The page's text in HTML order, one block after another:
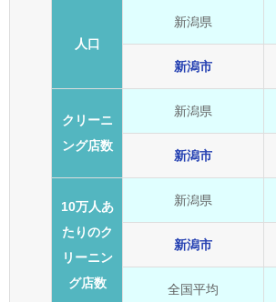
人口
新潟県
新潟市
クリーニ
ング店数
新潟県
新潟市
10万人あ
たりのク
リーニン
グ店数
新潟県
新潟市
全国平均